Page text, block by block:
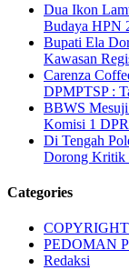
Dua Ikon
Budaya HPN
Bupati Ela
Kawasan
Carenza
DPMPTSP :
BBWS
Komisi 1
Di Tengah
Dorong Kritik
Categories
COPYRIGHT
PEDOMAN
Redaksi